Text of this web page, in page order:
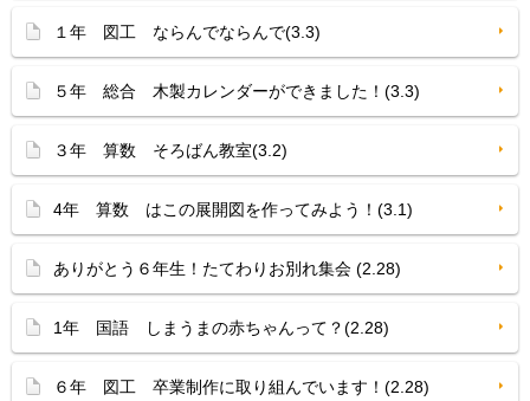
１年 図工 ならんでならんで(3.3)
５年 総合 木製カレンダーができました！(3.3)
３年 算数 そろばん教室(3.2)
4年 算数 はこの展開図を作ってみよう！(3.1)
ありがとう６年生！たてわりお別れ集会 (2.28)
1年 国語 しまうまの赤ちゃんって？(2.28)
６年 図工 卒業制作に取り組んでいます！(2.28)